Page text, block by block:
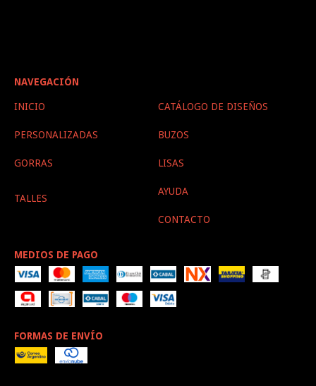
NAVEGACIÓN
INICIO CATÁLOGO DE DISEÑOS
PERSONALIZADAS BUZOS
GORRAS LISAS
TALLES
AYUDA
CONTACTO
MEDIOS DE PAGO
FORMAS DE ENVÍO